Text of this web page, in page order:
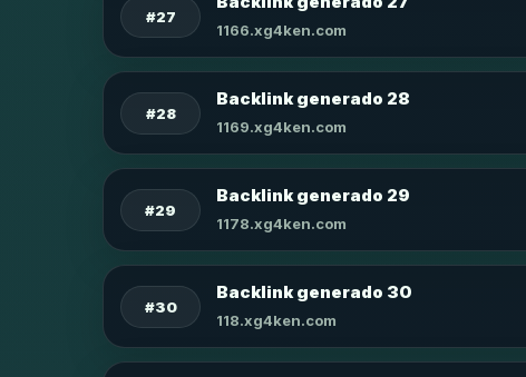
#27
1166.xg4ken.com
#28
Backlink generado 28
1169.xg4ken.com
#29
Backlink generado 29
1178.xg4ken.com
#30
Backlink generado 30
118.xg4ken.com